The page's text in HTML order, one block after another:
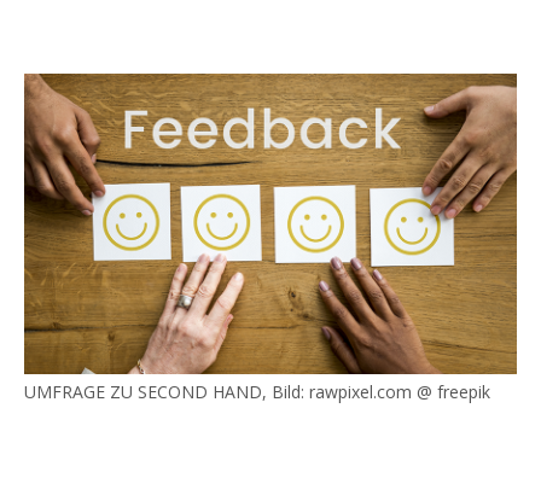
UMFRAGE ZU SECOND HAND, Bild: rawpixel.com @ freepik